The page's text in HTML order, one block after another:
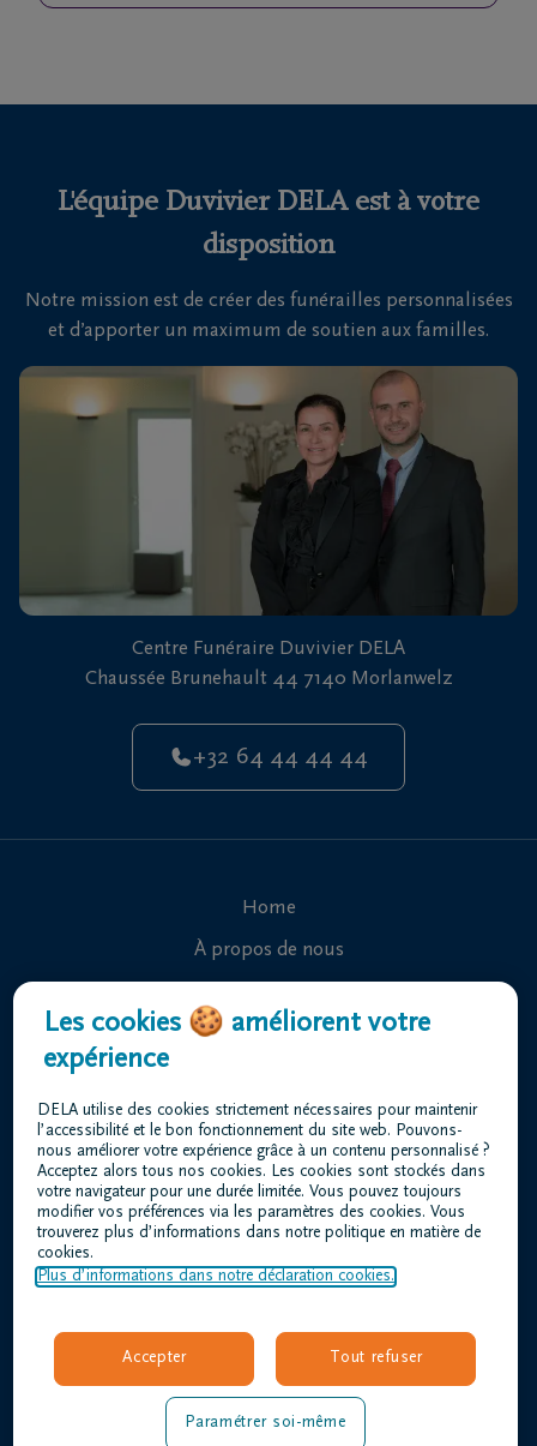
funéraire
fréquemment
Nous
sommes
là pour
24h/24
L'équipe Duvivier DELA est à votre
disposition
Notre mission est de créer des funérailles personnalisées
et d’apporter un maximum de soutien aux familles.
Centre Funéraire Duvivier DELA
Chaussée Brunehault 44 7140 Morlanwelz
+32 64 44 44 44
Home
À propos de nous
Organiser des funérailles
Notre centre funéraire
Questions fréquemment posées
Conditions d'utilisation
Déclaration relative à la vie privée
Déclaration d’accessibilité
duvivier@dela.be
Les cookies 🍪 améliorent votre
expérience
DELA utilise des cookies strictement nécessaires pour maintenir
l’accessibilité et le bon fonctionnement du site web. Pouvons-
nous améliorer votre expérience grâce à un contenu personnalisé ?
Acceptez alors tous nos cookies. Les cookies sont stockés dans
votre navigateur pour une durée limitée. Vous pouvez toujours
modifier vos préférences via les paramètres des cookies. Vous
trouverez plus d’informations dans notre politique en matière de
cookies.
Plus d’informations dans notre déclaration cookies.
Accepter Tout refuser
Paramétrer soi-même